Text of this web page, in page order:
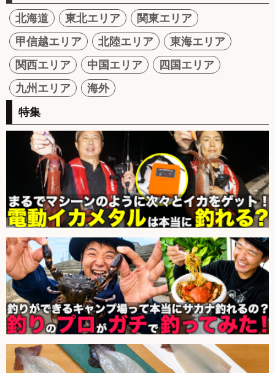
北海道 東北エリア
関東エリア
甲信越エリア
北陸エリア
東海エリア
関西エリア
中国エリア
四国エリア
九州エリア
海外
特集